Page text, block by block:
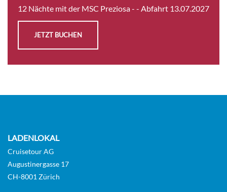
12 Nächte mit der MSC Preziosa - - Abfahrt 13.07.2027
JETZT BUCHEN
LADENLOKAL
Cruisetour AG
Augustinergasse 17
CH-8001 Zürich